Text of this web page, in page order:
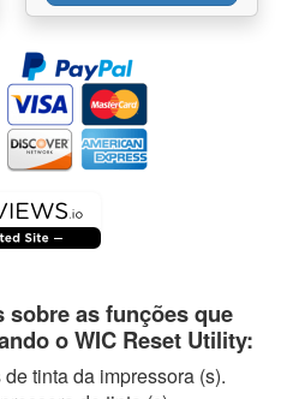
as funções que
o WIC Reset Utility:
tinta da impressora (s).